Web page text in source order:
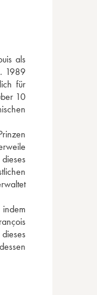
als
1989
für
10